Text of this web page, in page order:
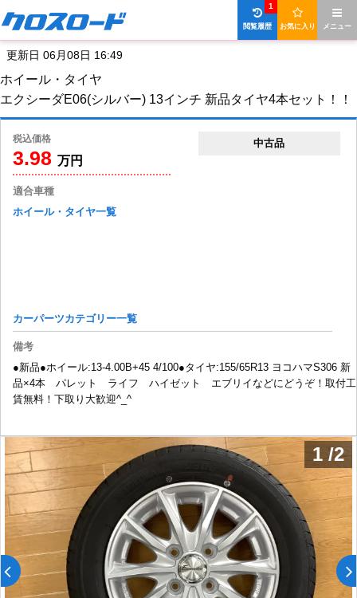
メニュー
お気に入り
閲覧履歴
1
更新日 06月08日 16:49
ホイール・タイヤ
エクシーダE06(シルバー) 13インチ 新品タイヤ4本セット！！
税込価格
3.98 万円
中古品
適合車種
ホイール・タイヤ一覧
カーパーツカテゴリー一覧
備考
●新品●ホイール:13-4.00B+45 4/100●タイヤ:155/65R13 ヨコハマS306 新
品×4本 パレット ライフ ハイゼット エブリイなどにどうぞ！取付工
賃無料！下取り大歓迎^_^
1 /2